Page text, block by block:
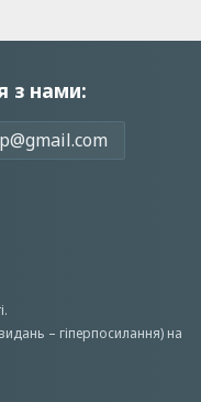
з нами:
– гіперпосилання) на